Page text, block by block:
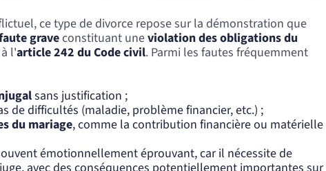
ce type de divorce repose sur la démonstration que
graveconstituant uneviolation des obligations du
l'article 242 du Code civil. Parmi les fautes fréquemment
sans justification ;
de difficultés (maladie, problème financier, etc.) ;
du mariage, comme la contribution financière ou matérielle
émotionnellement éprouvant, car il nécessite de